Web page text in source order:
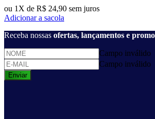
ou 1X de R$ 24,90 sem juros
Adicionar a sacola
Receba nossas ofertas, lançamentos e
Campo inválido
Campo inválido
Enviar